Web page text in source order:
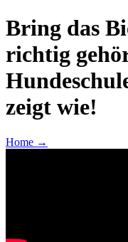
Bring das
richtig
zeigt wie!
Home →